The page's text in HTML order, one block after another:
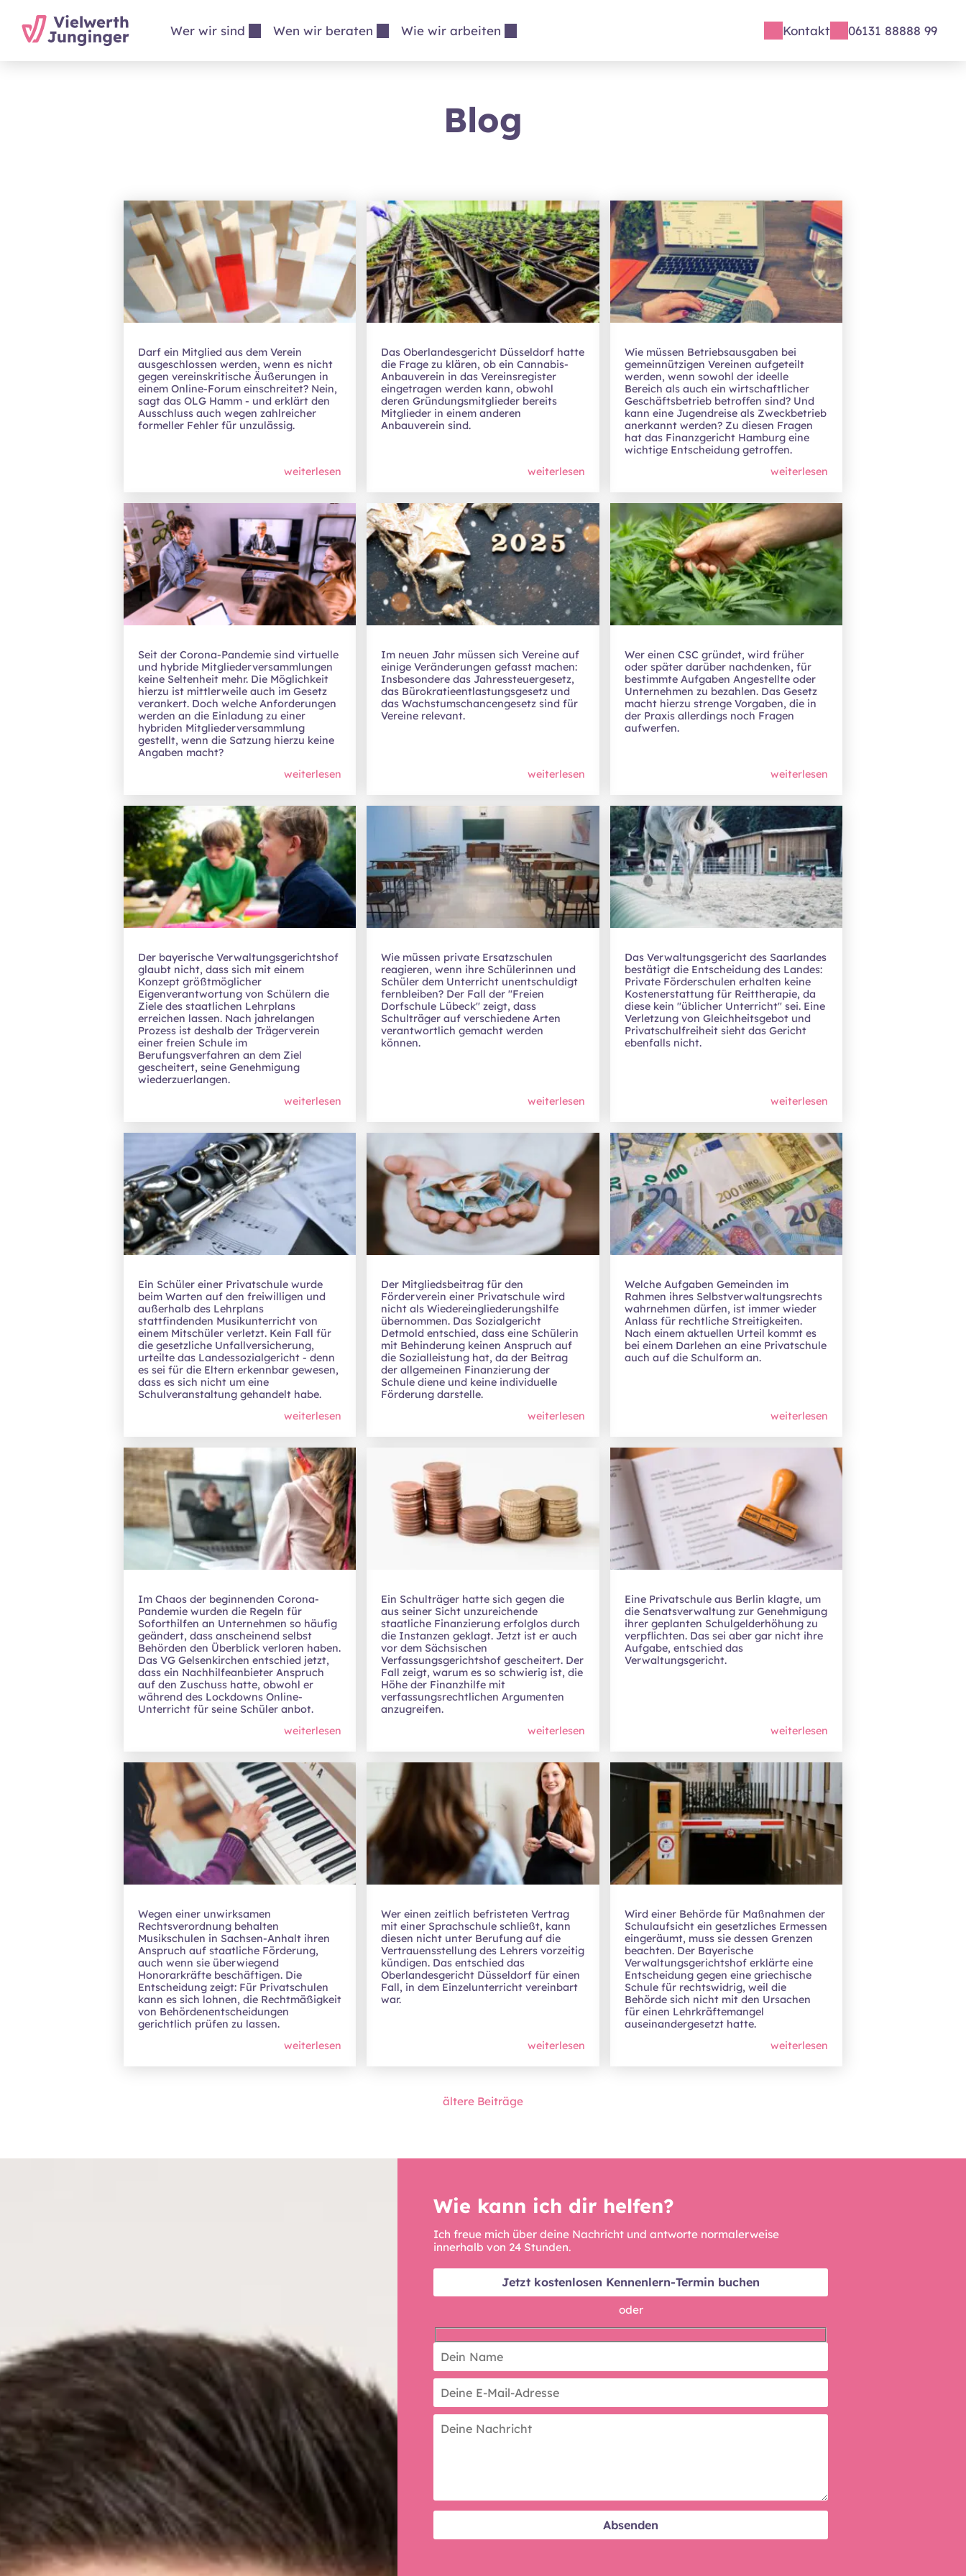
Wer wir sind Wen wir beraten Wie wir arbeiten Kontakt 06131 88888 99
Blog
Darf ein Mitglied aus dem Verein
ausgeschlossen werden, wenn es nicht
gegen vereinskritische Äußerungen in
einem Online-Forum einschreitet? Nein,
sagt das OLG Hamm - und erklärt den
Ausschluss auch wegen zahlreicher
formeller Fehler für unzulässig.
weiterlesen
Das Oberlandesgericht Düsseldorf hatte
die Frage zu klären, ob ein Cannabis-
Anbauverein in das Vereinsregister
eingetragen werden kann, obwohl
deren Gründungsmitglieder bereits
Mitglieder in einem anderen
Anbauverein sind.
weiterlesen
Wie müssen Betriebsausgaben bei
gemeinnützigen Vereinen aufgeteilt
werden, wenn sowohl der ideelle
Bereich als auch ein wirtschaftlicher
Geschäftsbetrieb betroffen sind? Und
kann eine Jugendreise als Zweckbetrieb
anerkannt werden? Zu diesen Fragen
hat das Finanzgericht Hamburg eine
wichtige Entscheidung getroffen.
weiterlesen
Seit der Corona-Pandemie sind virtuelle
und hybride Mitgliederversammlungen
keine Seltenheit mehr. Die Möglichkeit
hierzu ist mittlerweile auch im Gesetz
verankert. Doch welche Anforderungen
werden an die Einladung zu einer
hybriden Mitgliederversammlung
gestellt, wenn die Satzung hierzu keine
Angaben macht?
weiterlesen
Im neuen Jahr müssen sich Vereine auf
einige Veränderungen gefasst machen:
Insbesondere das Jahressteuergesetz,
das Bürokratieentlastungsgesetz und
das Wachstumschancengesetz sind für
Vereine relevant.
weiterlesen
Wer einen CSC gründet, wird früher
oder später darüber nachdenken, für
bestimmte Aufgaben Angestellte oder
Unternehmen zu bezahlen. Das Gesetz
macht hierzu strenge Vorgaben, die in
der Praxis allerdings noch Fragen
aufwerfen.
weiterlesen
Der bayerische Verwaltungsgerichtshof
glaubt nicht, dass sich mit einem
Konzept größtmöglicher
Eigenverantwortung von Schülern die
Ziele des staatlichen Lehrplans
erreichen lassen. Nach jahrelangen
Prozess ist deshalb der Trägerverein
einer freien Schule im
Berufungsverfahren an dem Ziel
gescheitert, seine Genehmigung
wiederzuerlangen.
weiterlesen
Wie müssen private Ersatzschulen
reagieren, wenn ihre Schülerinnen und
Schüler dem Unterricht unentschuldigt
fernbleiben? Der Fall der "Freien
Dorfschule Lübeck" zeigt, dass
Schulträger auf verschiedene Arten
verantwortlich gemacht werden
können.
weiterlesen
Das Verwaltungsgericht des Saarlandes
bestätigt die Entscheidung des Landes:
Private Förderschulen erhalten keine
Kostenerstattung für Reittherapie, da
diese kein "üblicher Unterricht" sei. Eine
Verletzung von Gleichheitsgebot und
Privatschulfreiheit sieht das Gericht
ebenfalls nicht.
weiterlesen
Ein Schüler einer Privatschule wurde
beim Warten auf den freiwilligen und
außerhalb des Lehrplans
stattfindenden Musikunterricht von
einem Mitschüler verletzt. Kein Fall für
die gesetzliche Unfallversicherung,
urteilte das Landessozialgericht - denn
es sei für die Eltern erkennbar gewesen,
dass es sich nicht um eine
Schulveranstaltung gehandelt habe.
weiterlesen
Der Mitgliedsbeitrag für den
Förderverein einer Privatschule wird
nicht als Wiedereingliederungshilfe
übernommen. Das Sozialgericht
Detmold entschied, dass eine Schülerin
mit Behinderung keinen Anspruch auf
die Sozialleistung hat, da der Beitrag
der allgemeinen Finanzierung der
Schule diene und keine individuelle
Förderung darstelle.
weiterlesen
Welche Aufgaben Gemeinden im
Rahmen ihres Selbstverwaltungsrechts
wahrnehmen dürfen, ist immer wieder
Anlass für rechtliche Streitigkeiten.
Nach einem aktuellen Urteil kommt es
bei einem Darlehen an eine Privatschule
auch auf die Schulform an.
weiterlesen
Im Chaos der beginnenden Corona-
Pandemie wurden die Regeln für
Soforthilfen an Unternehmen so häufig
geändert, dass anscheinend selbst
Behörden den Überblick verloren haben.
Das VG Gelsenkirchen entschied jetzt,
dass ein Nachhilfeanbieter Anspruch
auf den Zuschuss hatte, obwohl er
während des Lockdowns Online-
Unterricht für seine Schüler anbot.
weiterlesen
Ein Schulträger hatte sich gegen die
aus seiner Sicht unzureichende
staatliche Finanzierung erfolglos durch
die Instanzen geklagt. Jetzt ist er auch
vor dem Sächsischen
Verfassungsgerichtshof gescheitert. Der
Fall zeigt, warum es so schwierig ist, die
Höhe der Finanzhilfe mit
verfassungsrechtlichen Argumenten
anzugreifen.
weiterlesen
Eine Privatschule aus Berlin klagte, um
die Senatsverwaltung zur Genehmigung
ihrer geplanten Schulgelderhöhung zu
verpflichten. Das sei aber gar nicht ihre
Aufgabe, entschied das
Verwaltungsgericht.
weiterlesen
Wegen einer unwirksamen
Rechtsverordnung behalten
Musikschulen in Sachsen-Anhalt ihren
Anspruch auf staatliche Förderung,
auch wenn sie überwiegend
Honorarkräfte beschäftigen. Die
Entscheidung zeigt: Für Privatschulen
kann es sich lohnen, die Rechtmäßigkeit
von Behördenentscheidungen
gerichtlich prüfen zu lassen.
weiterlesen
Wer einen zeitlich befristeten Vertrag
mit einer Sprachschule schließt, kann
diesen nicht unter Berufung auf die
Vertrauensstellung des Lehrers vorzeitig
kündigen. Das entschied das
Oberlandesgericht Düsseldorf für einen
Fall, in dem Einzelunterricht vereinbart
war.
weiterlesen
Wird einer Behörde für Maßnahmen der
Schulaufsicht ein gesetzliches Ermessen
eingeräumt, muss sie dessen Grenzen
beachten. Der Bayerische
Verwaltungsgerichtshof erklärte eine
Entscheidung gegen eine griechische
Schule für rechtswidrig, weil die
Behörde sich nicht mit den Ursachen
für einen Lehrkräftemangel
auseinandergesetzt hatte.
weiterlesen
ältere Beiträge
Wie kann ich dir helfen?
Ich freue mich über deine Nachricht und antworte normalerweise
innerhalb von 24 Stunden.
Jetzt kostenlosen Kennenlern-Termin buchen
oder